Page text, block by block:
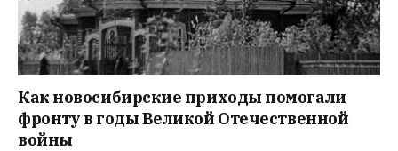
Как новосибирские приходы помогали
фронту в годы Великой Отечественной
войны